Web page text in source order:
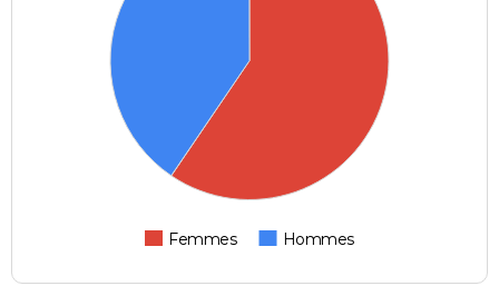
Femmes Hommes